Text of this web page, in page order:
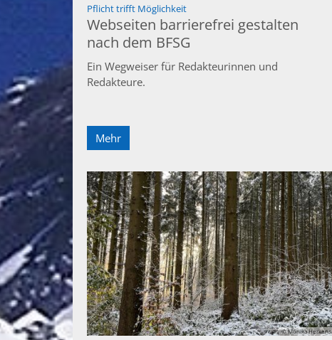
Pflicht trifft Möglichkeit:
Webseiten barrierefrei gestalten
nach dem BFSG
Ein Wegweiser für Redakteurinnen und
Redakteure.
Mehr
© Monika Herkens